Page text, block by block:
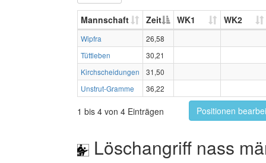
Mannschaft Zeit WK1 WK2
Wipfra
26,58
Tüttleben
30,21
Kirchscheidungen
31,50
Unstrut-Gramme
36,22
1 bis 4 von 4 Einträgen Positionen
Löschangriff nass